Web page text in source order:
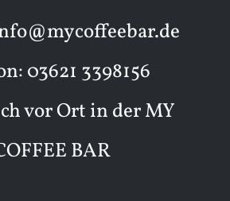
03621 3398156
vor Ort in der MY
BAR